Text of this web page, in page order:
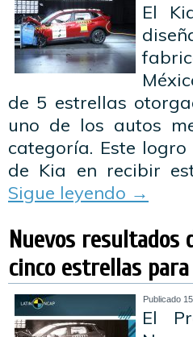
El
de 5 estrellas
uno de los autos
categoría. Este
de Kia en recibir
Sigue leyendo →
Nuevos resultados
cinco estrellas para
Publicado
El